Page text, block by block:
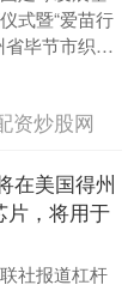
式暨“爱苗行
毕节市织金
志着基金会
资炒股网
在美国得州
片，将用于
社报道杠杆